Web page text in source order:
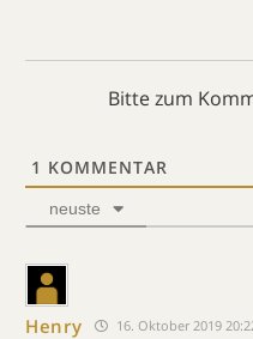
Bitte zum
1 KOMMENTAR
neuste
Henry 16. Oktober 2019